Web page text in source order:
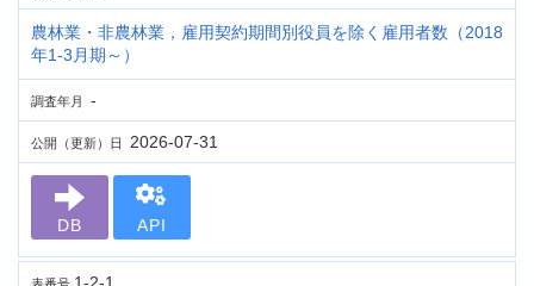
農林業・非農林業，雇用契約期間別役員を除く雇用者数（2018
年1-3月期～）
調査年月 -
公開（更新）日 2026-07-31
DB API